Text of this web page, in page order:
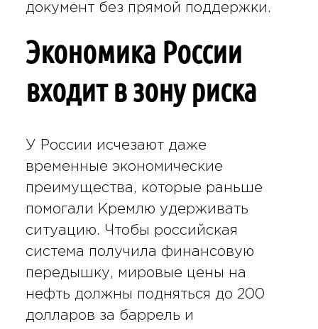
документ без прямой поддержки.
Экономика России
входит в зону риска
У России исчезают даже
временные экономические
преимущества, которые раньше
помогали Кремлю удерживать
ситуацию. Чтобы российская
система получила финансовую
передышку, мировые цены на
нефть должны подняться до 200
долларов за баррель и